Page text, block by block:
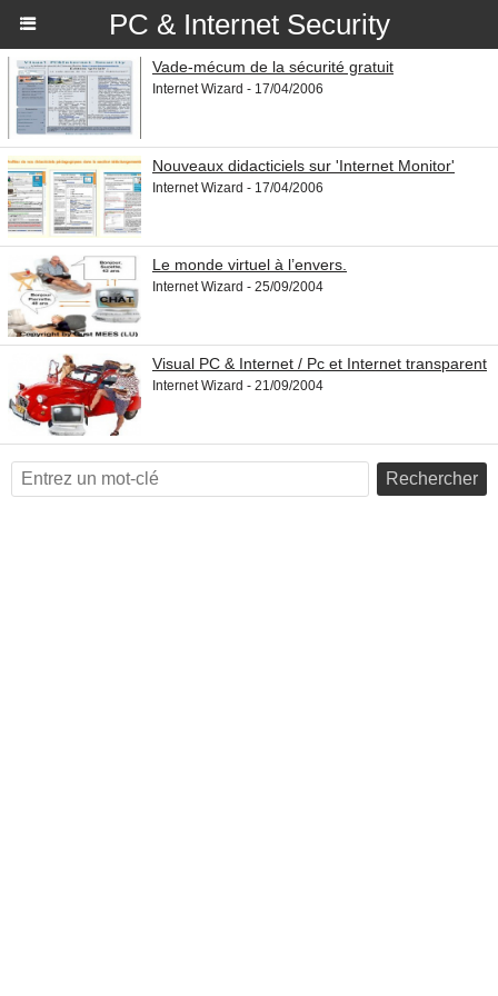
PC & Internet Security
Vade-mécum de la sécurité gratuit
Internet Wizard - 17/04/2006
Nouveaux didacticiels sur 'Internet Monitor'
Internet Wizard - 17/04/2006
Le monde virtuel à l’envers.
Internet Wizard - 25/09/2004
Visual PC & Internet / Pc et Internet transparent
Internet Wizard - 21/09/2004
Rechercher